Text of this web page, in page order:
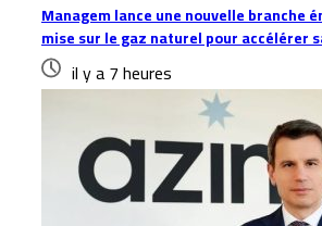
Managem lance une nouvelle branche
mise sur le gaz naturel pour accélérer
il y a 7 heures